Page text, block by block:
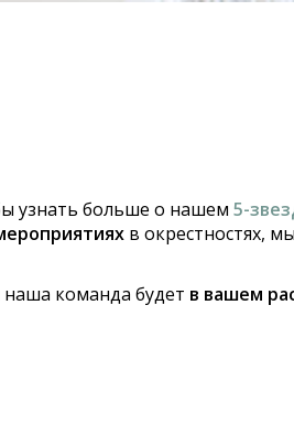
узнать больше о нашем 5-
в окрестностях,
наша команда будет в вашем